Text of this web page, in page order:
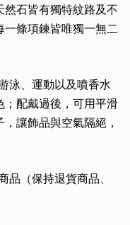
石皆有獨特紋路及不
條項鍊皆唯獨一無二
泳、運動以及噴香水
配戴過後，可用平滑
讓飾品與空氣隔絕，
（保持退貨商品、